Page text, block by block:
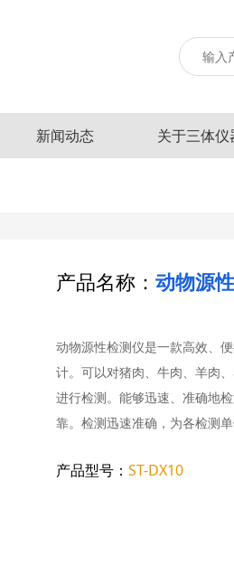
新闻动态 关于三体仪
产品名称： 动物源
动物源性检测仪是一款高效、
计。可以对猪肉、牛肉、羊肉
进行检测。能够迅速、准确地
靠。检测迅速准确，为各检测单
产品型号： ST-DX10